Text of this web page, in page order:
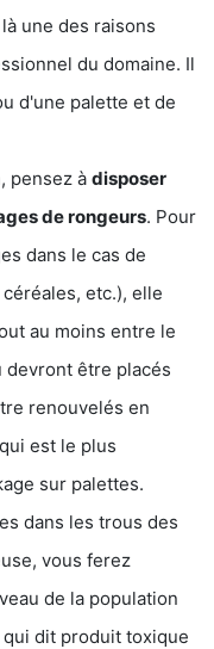
une des raisons
du domaine. Il
d'une palette et de
pensez à disposer
de rongeurs. Pour
dans le cas de
etc.), elle
au moins entre le
devront être placés
renouvelés en
est le plus
sur palettes.
dans les trous des
vous ferez
de la population
dit produit toxique